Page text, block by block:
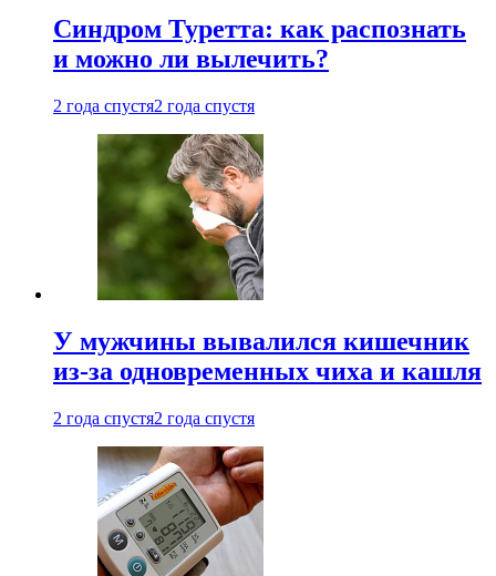
Синдром Туретта: как распознать
и можно ли вылечить?
2 года спустя2 года спустя
У мужчины вывалился кишечник
из-за одновременных чиха и кашля
2 года спустя2 года спустя